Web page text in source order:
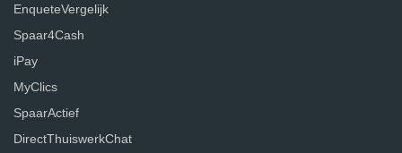
EnqueteVergelijk
Spaar4Cash
iPay
MyClics
SpaarActief
DirectThuiswerkChat